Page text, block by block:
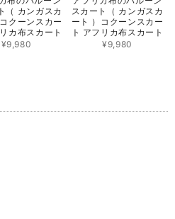
（ カンガスカ
クーンスカー
カ布スカート
¥9,980
スカート（ カンガスカ
ート ）コクーンスカー
ト アフリカ布スカート
¥9,980